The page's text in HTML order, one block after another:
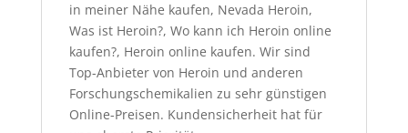
in meiner Nähe kaufen, Nevada Heroin,
Was ist Heroin?, Wo kann ich Heroin online
kaufen?, Heroin online kaufen. Wir sind
Top-Anbieter von Heroin und anderen
Forschungschemikalien zu sehr günstigen
Online-Preisen. Kundensicherheit hat für